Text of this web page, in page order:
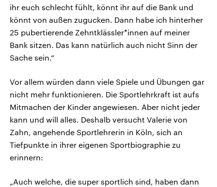
ihr euch schlecht fühlt, könnt ihr auf die Bank und
könnt von außen zugucken. Dann habe ich hinterher
25 pubertierende Zehntklässler*innen auf meiner
Bank sitzen. Das kann natürlich auch nicht Sinn der
Sache sein.“
Vor allem würden dann viele Spiele und Übungen gar
nicht mehr funktionieren. Die Sportlehrkraft ist aufs
Mitmachen der Kinder angewiesen. Aber nicht jeder
kann und will alles. Deshalb versucht Valerie von
Zahn, angehende Sportlehrerin in Köln, sich an
Tiefpunkte in ihrer eigenen Sportbiographie zu
erinnern:
„Auch welche, die super sportlich sind, haben dann